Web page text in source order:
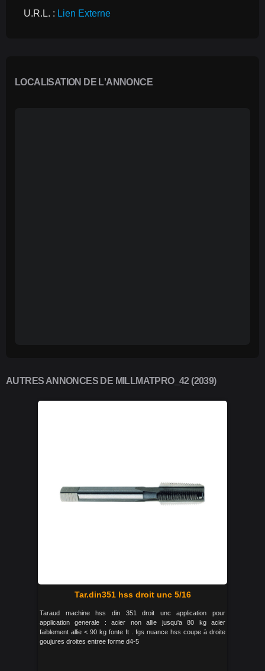
U.R.L. : Lien Externe
LOCALISATION DE L'ANNONCE
AUTRES ANNONCES DE MILLMATPRO_42 (2039)
Tar.din351 hss droit unc 5/16
Taraud machine hss din 351 droit unc application pour
application generale : acier non allie jusqu'a 80 kg acier
faiblement allie < 90 kg fonte ft . fgs nuance hss coupe à droite
goujures droites entree forme d4-5